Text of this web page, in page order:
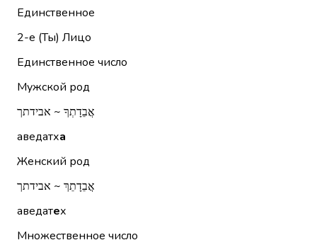
Единственное
2-е (Ты) Лицо
Единственное число
Мужской род
אֲבֵדָתְךָ ~ אבידתך
аведатха
Женский род
אֲבֵדָתֵךְ ~ אבידתך
аведатех
Множественное число